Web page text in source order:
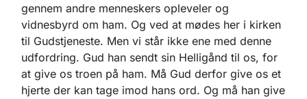
gennem andre menneskers opleveler og
vidnesbyrd om ham. Og ved at mødes her i kirken
til Gudstjeneste. Men vi står ikke ene med denne
udfordring. Gud han sendt sin Helligånd til os, for
at give os troen på ham. Må Gud derfor give os et
hjerte der kan tage imod hans ord. Og må han give